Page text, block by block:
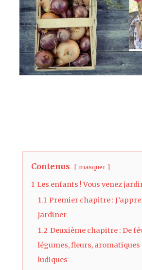
Contenus masquer
1 Les enfants ! Vous venez
1.1 Premier chapitre :
jardiner
1.2 Deuxième chapitre : De
légumes, fleurs,
ludiques